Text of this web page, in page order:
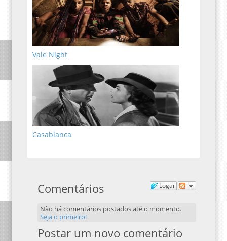
Vale Night
Casablanca
Logar
Comentários
Não há comentários postados até o momento.
Seja o primeiro!
Postar um novo comentário